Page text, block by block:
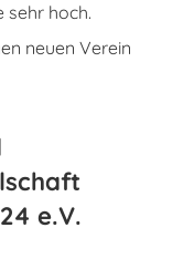
sehr hoch.
neuen Verein
e.V.